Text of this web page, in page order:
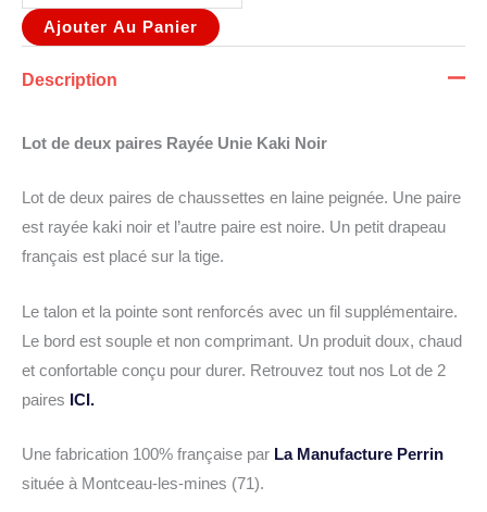
Ajouter Au Panier
Description
Lot de deux paires Rayée Unie Kaki Noir
Lot de deux paires de chaussettes en laine peignée. Une paire
est rayée kaki noir et l’autre paire est noire. Un petit drapeau
français est placé sur la tige.
Le talon et la pointe sont renforcés avec un fil supplémentaire.
Le bord est souple et non comprimant. Un produit doux, chaud
et confortable conçu pour durer. Retrouvez tout nos Lot de 2
paires ICI.
Une fabrication 100% française par La Manufacture Perrin
située à Montceau-les-mines (71).